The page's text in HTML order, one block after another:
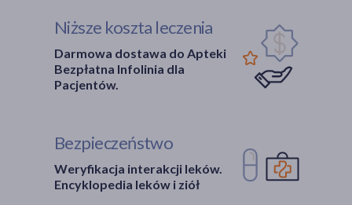
Niższe koszta leczenia
Darmowa dostawa do Apteki
Bezpłatna Infolinia dla
Pacjentów.
Bezpieczeństwo
Weryfikacja interakcji leków.
Encyklopedia leków i ziół